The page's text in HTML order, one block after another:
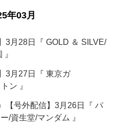
年03月
3月28日『 GOLD ＆ SILVE/
3月27日『 東京ガ
ン 』
【号外配信】3月26日『 パ
/資生堂/マンダム 』